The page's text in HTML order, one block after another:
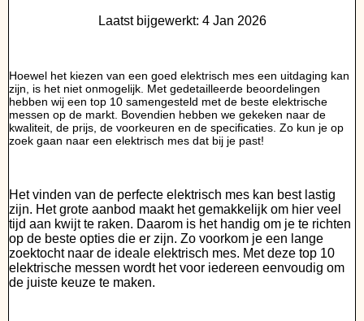
Laatst bijgewerkt: 4 Jan 2026
Hoewel het kiezen van een goed elektrisch mes een uitdaging kan
zijn, is het niet onmogelijk. Met gedetailleerde beoordelingen
hebben wij een top 10 samengesteld met de beste elektrische
messen op de markt. Bovendien hebben we gekeken naar de
kwaliteit, de prijs, de voorkeuren en de specificaties. Zo kun je op
zoek gaan naar een elektrisch mes dat bij je past!
Het vinden van de perfecte elektrisch mes kan best lastig
zijn. Het grote aanbod maakt het gemakkelijk om hier veel
tijd aan kwijt te raken. Daarom is het handig om je te richten
op de beste opties die er zijn. Zo voorkom je een lange
zoektocht naar de ideale elektrisch mes. Met deze top 10
elektrische messen wordt het voor iedereen eenvoudig om
de juiste keuze te maken.